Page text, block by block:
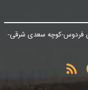
فردوس-کوچه سعدی شرقی-